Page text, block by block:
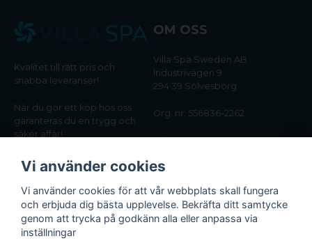
Kvalitet till rätt pris och
snabba leveranser!
När du gör ett köp hos oss
garanteras du en trygg och
säker affär!
OM OSS
Villa Spa Sweden AB
Industrivägen 9
294 39 Sölvesborg
Org. nr: 556836-2262
Tel:0456-405566
Email:
INFORMATION
Om oss
Vi använder cookies
Vi använder cookies för att vår webbplats skall fungera
och erbjuda dig bästa upplevelse. Bekräfta ditt samtycke
genom att trycka på godkänn alla eller anpassa via
inställningar